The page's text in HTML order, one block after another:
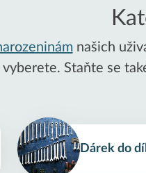
našich
vyberete. Staňte se
Dárek do